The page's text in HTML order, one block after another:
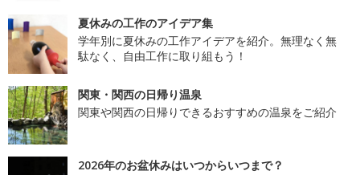
夏休みの工作のアイデア集
学年別に夏休みの工作アイデアを紹介。無理なく無
駄なく、自由工作に取り組もう！
関東・関西の日帰り温泉
関東や関西の日帰りできるおすすめの温泉をご紹介
2026年のお盆休みはいつからいつまで？